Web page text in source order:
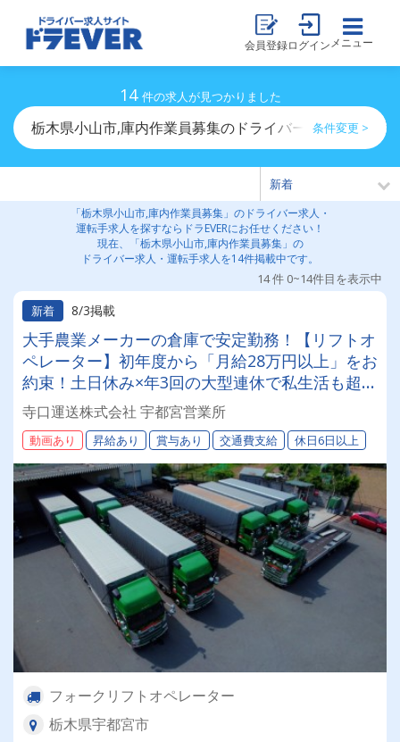
会員登録ログイン メニュー
14 件の求人が見つかりました
栃木県小山市,庫内作業員募集のドライバー求人・運転手
条件変更 >
「栃木県小山市,庫内作業員募集」のドライバー求人・
運転手求人を探すならドラEVERにお任せください！
現在、「栃木県小山市,庫内作業員募集」の
ドライバー求人・運転手求人を14件掲載中です。
14 件 0~14件目を表示中
新着
8/3掲載
大手農業メーカーの倉庫で安定勤務！【リフトオ
ペレーター】初年度から「月給28万円以上」をお
約束！土日休み×年3回の大型連休で私生活も超充
実。手厚いOJTで実務未経験からプロへ！ゆくゆ
くはチームを引っ張るリーダーへ！
寺口運送株式会社 宇都宮営業所
動画あり 昇給あり 賞与あり 交通費支給 休日6日以上
フォークリフトオペレーター
栃木県宇都宮市